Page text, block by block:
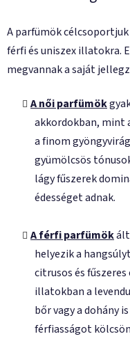
A parfümök
férfi és uniszex illatokra.
megvannak a saját
A női parfümök
akkordokban, mint
a finom
gyümölcsös
lágy fűszerek
édességet adnak.
A férfi parfümök
helyezik a
citrusos és
illatokban a
bőr vagy a dohány
férfiasságot